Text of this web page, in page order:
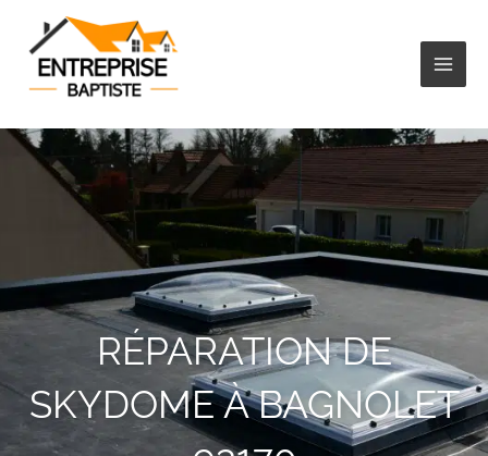
contenu
RÉPARATION DE
SKYDOME À BAGNOLET